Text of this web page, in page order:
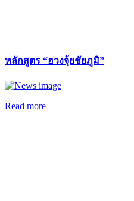
หลักสูตร “ฮวงจุ้ยชัยภูมิ”
Read more